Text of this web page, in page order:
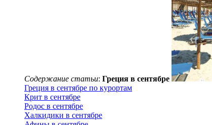
Содержание статьи: Греция в сентябре
Греция в сентябре по курортам
Крит в сентябре
Родос в сентябре
Халкидики в сентябре